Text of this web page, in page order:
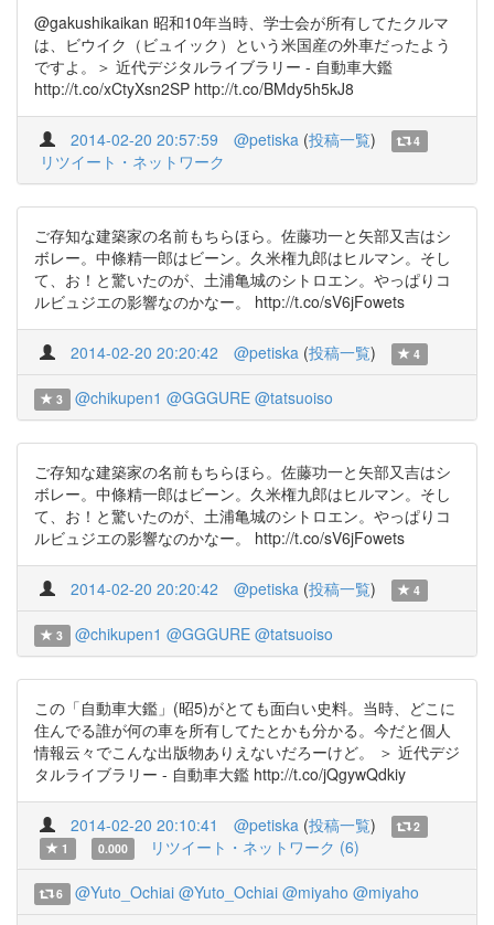
@gakushikaikan 昭和10年当時、学士会が所有してたクルマ
は、ビウイク（ビュイック）という米国産の外車だったよう
ですよ。＞ 近代デジタルライブラリー - 自動車大鑑
http://t.co/xCtyXsn2SP http://t.co/BMdy5h5kJ8
2014-02-20 20:57:59 @petiska (投稿一覧) 4
リツイート・ネットワーク
ご存知な建築家の名前もちらほら。佐藤功一と矢部又吉はシ
ボレー。中條精一郎はビーン。久米権九郎はヒルマン。そし
て、お！と驚いたのが、土浦亀城のシトロエン。やっぱりコ
ルビュジエの影響なのかなー。 http://t.co/sV6jFowets
2014-02-20 20:20:42 @petiska (投稿一覧) 4
3 @chikupen1 @GGGURE @tatsuoiso
ご存知な建築家の名前もちらほら。佐藤功一と矢部又吉はシ
ボレー。中條精一郎はビーン。久米権九郎はヒルマン。そし
て、お！と驚いたのが、土浦亀城のシトロエン。やっぱりコ
ルビュジエの影響なのかなー。 http://t.co/sV6jFowets
2014-02-20 20:20:42 @petiska (投稿一覧) 4
3 @chikupen1 @GGGURE @tatsuoiso
この「自動車大鑑」(昭5)がとても面白い史料。当時、どこに
住んでる誰が何の車を所有してたとかも分かる。今だと個人
情報云々でこんな出版物ありえないだろーけど。 ＞ 近代デジ
タルライブラリー - 自動車大鑑 http://t.co/jQgywQdkiy
2014-02-20 20:10:41 @petiska (投稿一覧)
2
1
0.000 リツイート・ネットワーク (6)
6 @Yuto_Ochiai @Yuto_Ochiai @miyaho @miyaho